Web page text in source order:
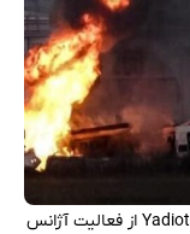
براساس خبرگزاری TASNIM ، روزنامه Yadiothaharanot از فعالیت آژانس